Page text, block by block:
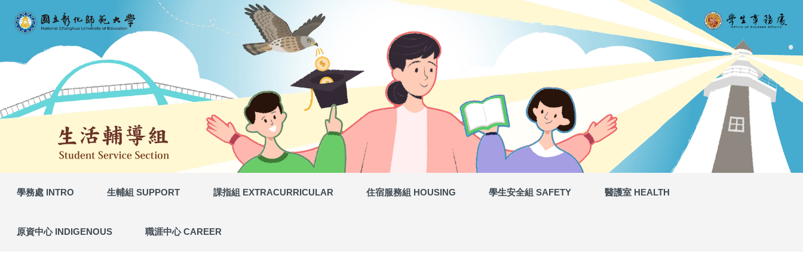
國立彰化師範大學 生輔組 - 各類獎助學金與就學貸款申請表單下載
學務處 INTRO 生輔組 SUPPORT 課指組 EXTRACURRICULAR 住宿服務組 HOUSING 學生安全組 SAFETY 醫護室 HEALTH
原資中心 INDIGENOUS 職涯中心 CAREER